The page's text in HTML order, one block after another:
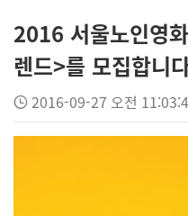
2016 서울노인영
렌드>를 모집합니
2016-09-27 오전